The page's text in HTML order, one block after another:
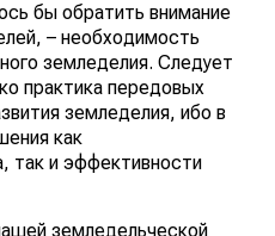
бы обратить внимание
– необ­ходимость
земледелия. Следует
практика передовых
земледелия, ибо в
как
так и эффективнос­ти
земледельческой